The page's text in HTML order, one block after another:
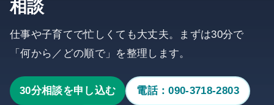
相談
仕事や子育てで忙しくても大丈夫。まずは30分で
「何から／どの順で」を整理します。
30分相談を申し込む 電話：090-3718-2803